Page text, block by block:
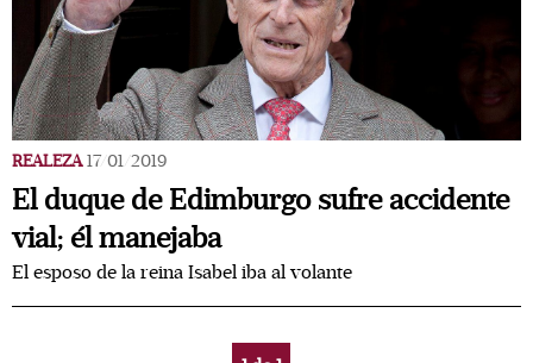
REALEZA 17/01/2019
El duque de Edimburgo sufre accidente
vial; él manejaba
El esposo de la reina Isabel iba al volante